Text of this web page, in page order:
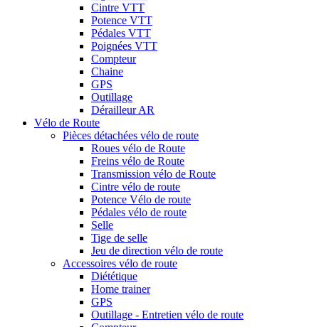
Cintre VTT
Potence VTT
Pédales VTT
Poignées VTT
Compteur
Chaine
GPS
Outillage
Dérailleur AR
Vélo de Route
Pièces détachées vélo de route
Roues vélo de Route
Freins vélo de Route
Transmission vélo de Route
Cintre vélo de route
Potence Vélo de route
Pédales vélo de route
Selle
Tige de selle
Jeu de direction vélo de route
Accessoires vélo de route
Diététique
Home trainer
GPS
Outillage - Entretien vélo de route